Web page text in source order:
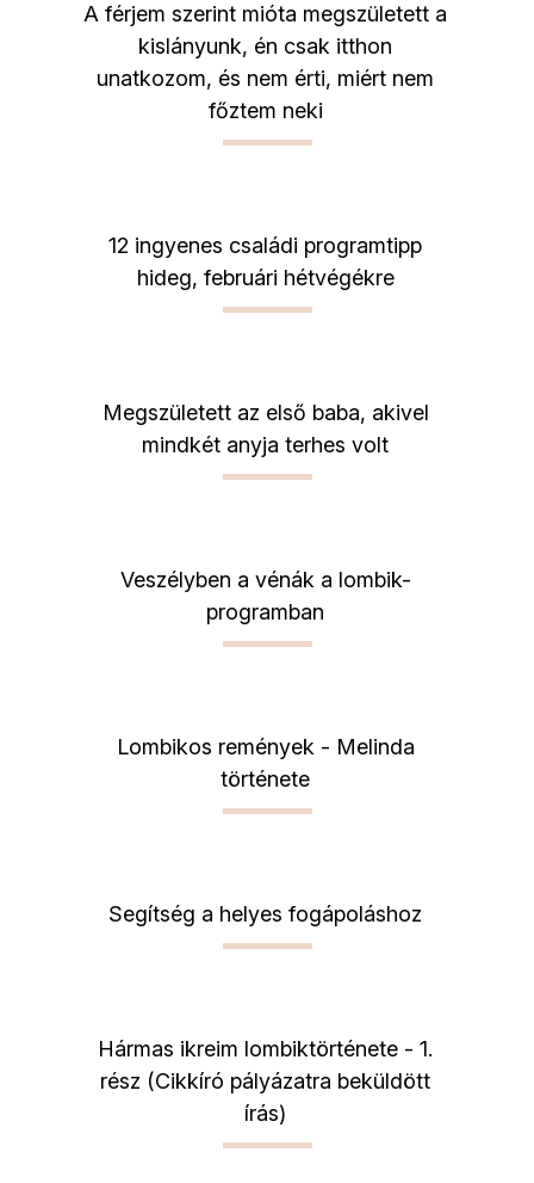
A férjem szerint mióta megszületett a
kislányunk, én csak itthon
unatkozom, és nem érti, miért nem
főztem neki
12 ingyenes családi programtipp
hideg, februári hétvégékre
Megszületett az első baba, akivel
mindkét anyja terhes volt
Veszélyben a vénák a lombik-
programban
Lombikos remények - Melinda
története
Segítség a helyes fogápoláshoz
Hármas ikreim lombiktörténete - 1.
rész (Cikkíró pályázatra beküldött
írás)